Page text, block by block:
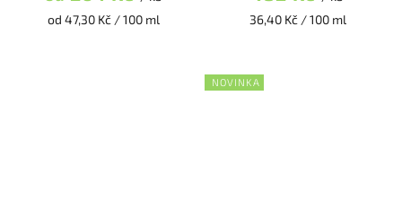
od 47,30 Kč / 100 ml
36,40 Kč / 100 ml
NOVINKA